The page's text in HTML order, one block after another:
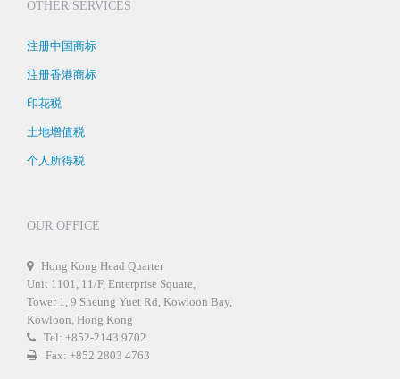
OTHER SERVICES
注册中国商标
注册香港商标
印花税
土地增值税
个人所得税
OUR OFFICE
Hong Kong Head Quarter
Unit 1101, 11/F, Enterprise Square,
Tower 1, 9 Sheung Yuet Rd, Kowloon Bay,
Kowloon, Hong Kong
Tel: +852-2143 9702
Fax: +852 2803 4763